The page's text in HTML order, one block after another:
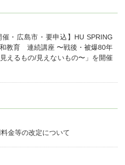
催・広島市・要申込】HU SPRING
教育 連続講座 〜戦後・被爆80年
えるもの/見えないもの〜」を開催
料金等の改定について